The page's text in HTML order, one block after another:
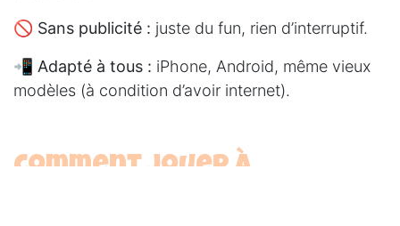
🚫 Sans publicité : juste du fun, rien d’interruptif.
📲 Adapté à tous : iPhone, Android, même vieux
modèles (à condition d’avoir internet).
Comment jouer à